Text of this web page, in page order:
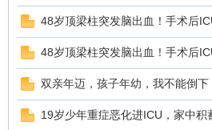
48岁顶梁柱突发脑出血！手术后
48岁顶梁柱突发脑出血！手术后
双亲年迈，孩子年幼，我不能倒
19岁少年重症恶化进ICU，家中